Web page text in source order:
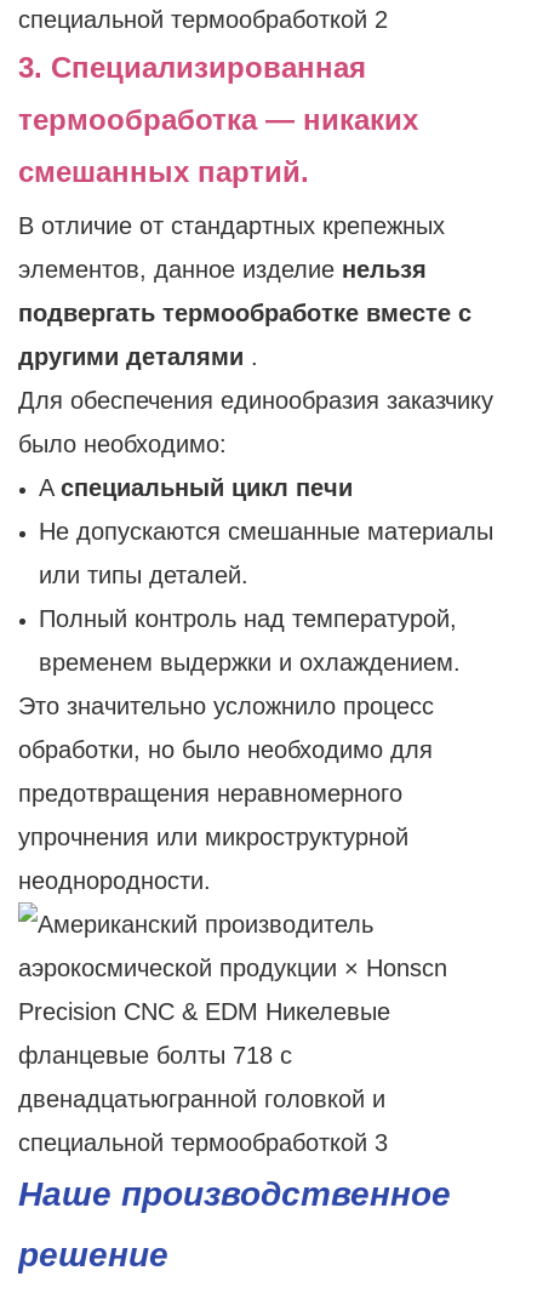
3. Специализированная
термообработка — никаких
смешанных партий.
В отличие от стандартных крепежных
элементов, данное изделие нельзя
подвергать термообработке вместе с
другими деталями .
Для обеспечения единообразия заказчику
было необходимо:
A специальный цикл печи
Не допускаются смешанные материалы
или типы деталей.
Полный контроль над температурой,
временем выдержки и охлаждением.
Это значительно усложнило процесс
обработки, но было необходимо для
предотвращения неравномерного
упрочнения или микроструктурной
неоднородности.
Наше производственное
решение